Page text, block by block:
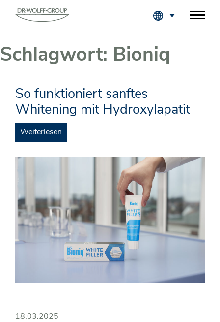
Schlagwort: Bioniq
So funktioniert sanftes
Whitening mit Hydroxylapatit
Weiterlesen
18.03.2025